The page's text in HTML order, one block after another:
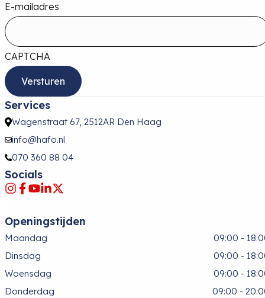
E-mailadres
CAPTCHA
Services
Wagenstraat 67, 2512AR Den Haag
info@hafo.nl
070 360 88 04
Socials
Openingstijden
Maandag
09:00 -
Dinsdag
09:00 -
Woensdag
09:00 -
Donderdag
09:00 -